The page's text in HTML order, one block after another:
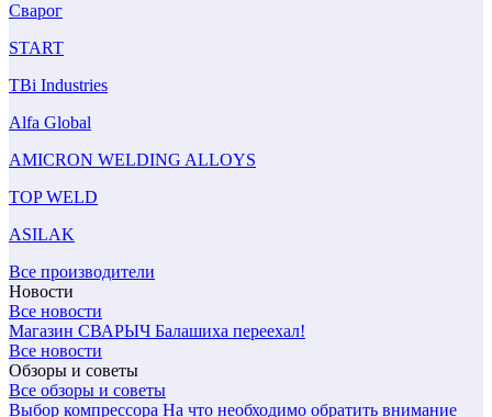
Сварог
START
TBi Industries
Alfa Global
AMICRON WELDING ALLOYS
TOP WELD
ASILAK
Все производители
Новости
Все новости
Магазин СВАРЫЧ Балашиха переехал!
Все новости
Обзоры и советы
Все обзоры и советы
Выбор компрессора На что необходимо обратить внимание